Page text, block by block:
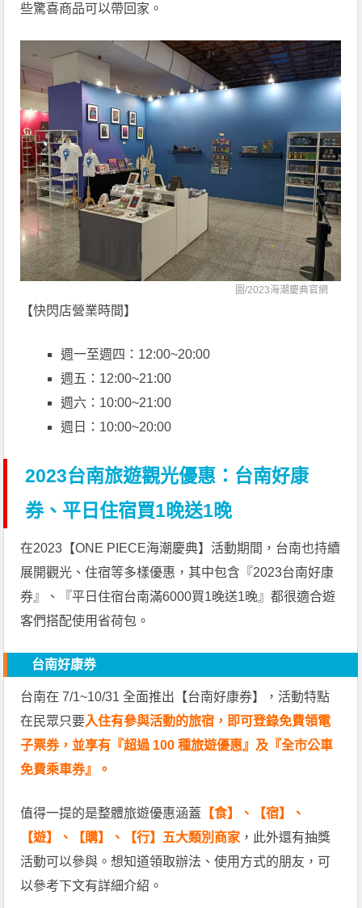
些驚喜商品可以帶回家。
圖/2023海潮慶典官網
【快閃店營業時間】
週一至週四：12:00~20:00
週五：12:00~21:00
週六：10:00~21:00
週日：10:00~20:00
2023台南旅遊觀光優惠：台南好康
券、平日住宿買1晚送1晚
在2023【ONE PIECE海潮慶典】活動期間，台南也持續
展開觀光、住宿等多樣優惠，其中包含『2023台南好康
券』、『平日住宿台南滿6000買1晚送1晚』都很適合遊
客們搭配使用省荷包。
台南好康券
台南在 7/1~10/31 全面推出【台南好康券】，活動特點
在民眾只要入住有參與活動的旅宿，即可登錄免費領電
子票券，並享有『超過 100 種旅遊優惠』及『全市公車
免費乘車券』。
值得一提的是整體旅遊優惠涵蓋 【食】、【宿】、
【遊】、【購】、【行】五大類別 商家 ，此外還有抽獎
活動可以參與。想知道領取辦法、使用方式的朋友，可
以參考下文有詳細介紹。